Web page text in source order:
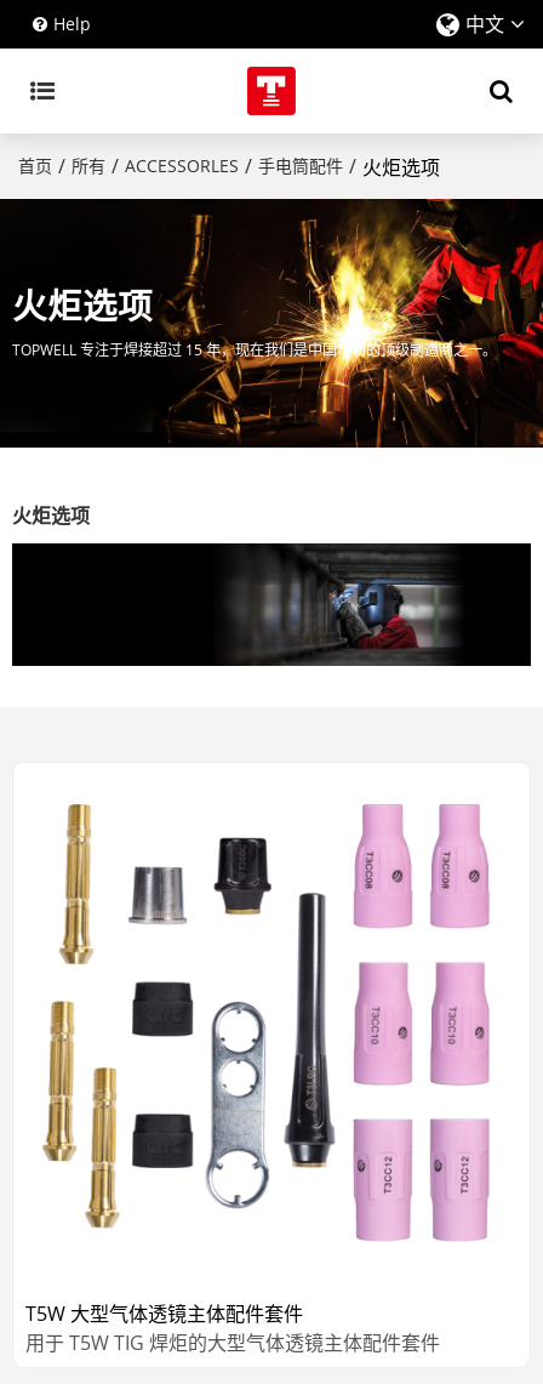
Help 中文
首页 / 所有 / ACCESSORLES / 手电筒配件 / 火炬选项
火炬选项
TOPWELL 专注于焊接超过 15 年，现在我们是中国市场的顶级制造商之一。
火炬选项
T5W 大型气体透镜主体配件套件
用于 T5W TIG 焊炬的大型气体透镜主体配件套件